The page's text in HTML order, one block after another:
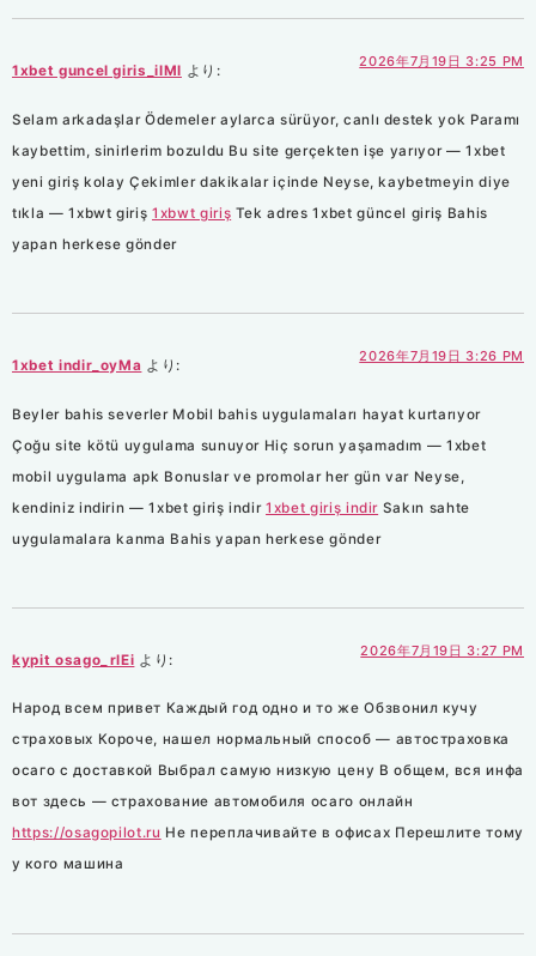
1xbet guncel giris_ilMl より:
2026年7月19日 3:25 PM
Selam arkadaşlar Ödemeler aylarca sürüyor, canlı destek yok Paramı
kaybettim, sinirlerim bozuldu Bu site gerçekten işe yarıyor — 1xbet
yeni giriş kolay Çekimler dakikalar içinde Neyse, kaybetmeyin diye
tıkla — 1xbwt giriş1xbwt giriş Tek adres 1xbet güncel giriş Bahis
yapan herkese gönder
1xbet indir_oyMa より:
2026年7月19日 3:26 PM
Beyler bahis severler Mobil bahis uygulamaları hayat kurtarıyor
Çoğu site kötü uygulama sunuyor Hiç sorun yaşamadım — 1xbet
mobil uygulama apk Bonuslar ve promolar her gün var Neyse,
kendiniz indirin — 1xbet giriş indir1xbet giriş indir Sakın sahte
uygulamalara kanma Bahis yapan herkese gönder
kypit osago_rlEi より:
2026年7月19日 3:27 PM
Народ всем привет Каждый год одно и то же Обзвонил кучу
страховых Короче, нашел нормальный способ — автостраховка
осаго с доставкой Выбрал самую низкую цену В общем, вся инфа
вот здесь — страхование автомобиля осаго онлайн
https://osagopilot.ru Не переплачивайте в офисах Перешлите тому
у кого машина